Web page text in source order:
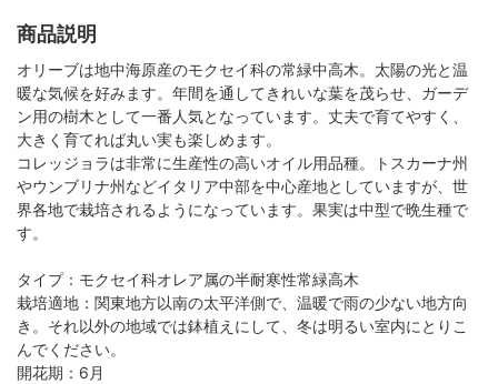
商品説明
オリーブは地中海原産のモクセイ科の常緑中高木。太陽の光と温
暖な気候を好みます。年間を通してきれいな葉を茂らせ、ガーデ
ン用の樹木として一番人気となっています。丈夫で育てやすく、
大きく育てれば丸い実も楽しめます。
コレッジョラは非常に生産性の高いオイル用品種。トスカーナ州
やウンブリナ州などイタリア中部を中心産地としていますが、世
界各地で栽培されるようになっています。果実は中型で晩生種で
す。
タイプ：モクセイ科オレア属の半耐寒性常緑高木
栽培適地：関東地方以南の太平洋側で、温暖で雨の少ない地方向
き。それ以外の地域では鉢植えにして、冬は明るい室内にとりこ
んでください。
開花期：6月